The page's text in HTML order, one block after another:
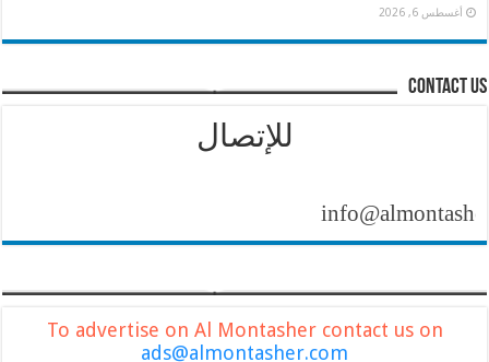
أغسطس 6, 2026
contact us
للإتصال
info@almontasher.com
To advertise on Al Montasher contact us on
ads@almontasher.com